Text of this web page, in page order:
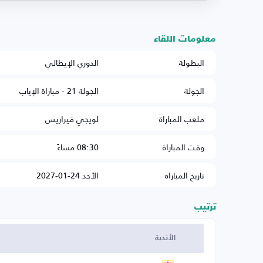
معلومات اللقاء
البطولة
الدوري الإيطالي
الجولة
الجولة 21 - مباراة الإياب
ملعب المباراة
لويجي فيراريس
وقت المباراة
08:30 مساءً
تاريخ المباراة
الأحد 24-01-2027
ترتيب
الأندية